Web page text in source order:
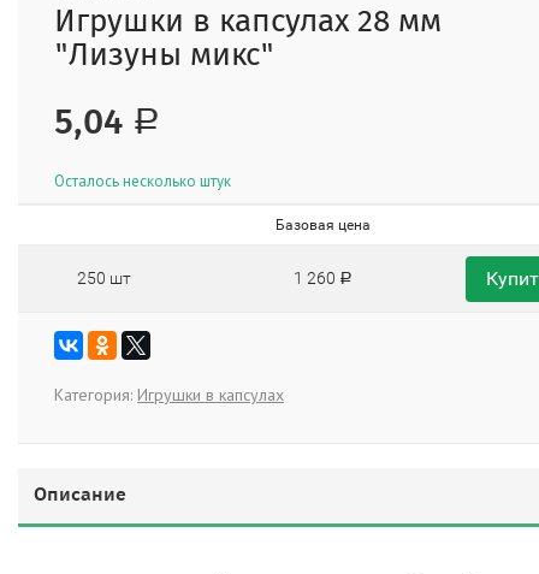
Игрушки в капсулах 28 мм
"Лизуны микс"
5,04 Р
Осталось несколько штук
Базовая цена
250 шт 1 260 Р
Категория: Игрушки в капсулах
Описание